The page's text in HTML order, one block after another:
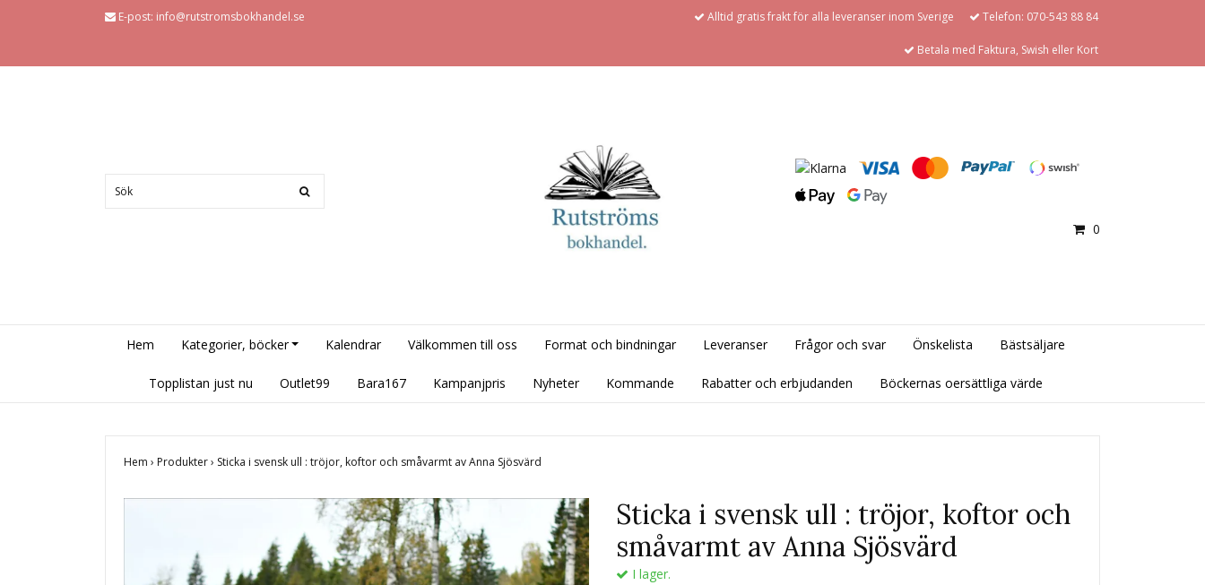
E-post: info@rutstromsbokhandel.se Alltid gratis frakt för alla leveranser inom Sverige Telefon: 070-543 88 84
Betala med Faktura, Swish eller Kort
0
Hem Kategorier, böcker Kalendrar Välkommen till oss Format och bindningar Leveranser Frågor och svar Önskelista Bästsäljare
Topplistan just nu Outlet99 Bara167 Kampanjpris Nyheter Kommande Rabatter och erbjudanden Böckernas oersättliga värde
Hem › Produkter› Sticka i svensk ull : tröjor, koftor och småvarmt av Anna Sjösvärd
Sticka i svensk ull : tröjor, koftor och
småvarmt av Anna Sjösvärd
I lager.